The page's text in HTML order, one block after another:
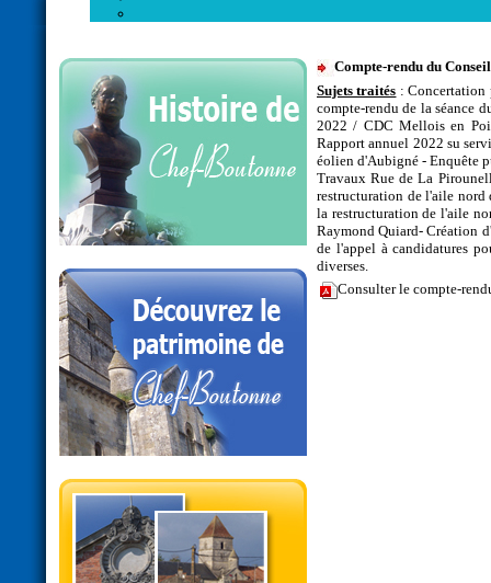
Compte-rendu du
Sujets traités : Concertation
compte-rendu de la séance
2022 / CDC Mellois en
Rapport annuel 2022 su
éolien d'Aubigné - Enquête
Travaux Rue de La
restructuration de l'aile nord
la restructuration de l'aile
Raymond Quiard- Création
de l'appel à candidatures
diverses.
Consulter le compte-